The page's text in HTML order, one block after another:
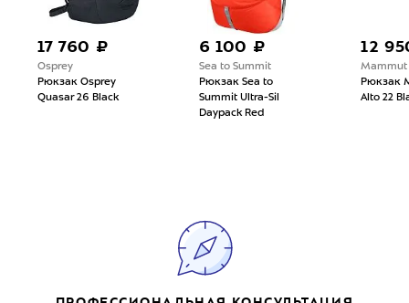
17 760 ₽
Osprey
Рюкзак Osprey
Quasar 26 Black
6 100 ₽
Sea to Summit
Рюкзак Sea to
Summit Ultra-Sil
Daypack Red
12
Mammut
Рюкзак
Alto 22